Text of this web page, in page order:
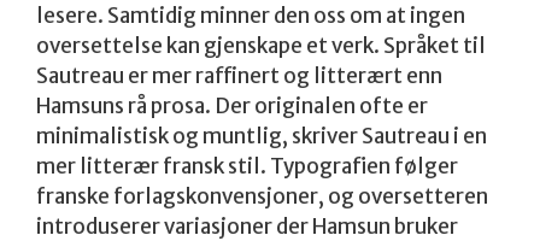
lesere. Samtidig minner den oss om at ingen
oversettelse kan gjenskape et verk. Språket til
Sautreau er mer raffinert og litterært enn
Hamsuns rå prosa. Der originalen ofte er
minimalistisk og muntlig, skriver Sautreau i en
mer litterær fransk stil. Typografien følger
franske forlagskonvensjoner, og oversetteren
introduserer variasjoner der Hamsun bruker